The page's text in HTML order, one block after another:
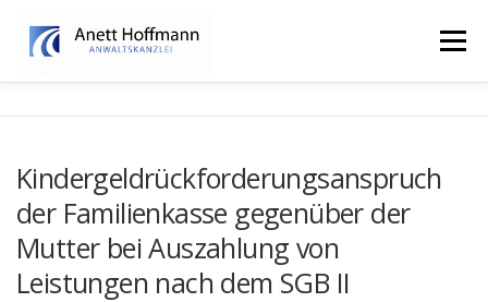
Inhalt
springen
Menü
ERBRECHT
Kindergeldrückforderungsanspruch
der Familienkasse gegenüber der
Mutter bei Auszahlung von
Leistungen nach dem SGB II